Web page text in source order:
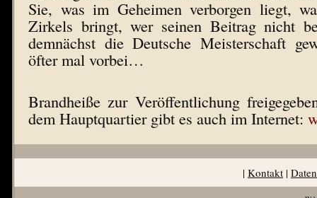
Sie, was im Geheimen verborgen liegt,
Zirkels bringt, wer seinen Beitrag nicht
demnächst die Deutsche Meisterschaft
öfter mal vorbei…
Brandheiße zur Veröffentlichung
dem Hauptquartier gibt es auch im Internet:
| Kontakt |